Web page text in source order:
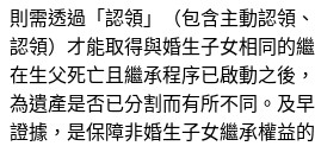
則需透過「認領」（包含主動認領
認領）才能取得與婚生子女相同的
在生父死亡且繼承程序已啟動之後
為遺產是否已分割而有所不同。及
證據，是保障非婚生子女繼承權益的